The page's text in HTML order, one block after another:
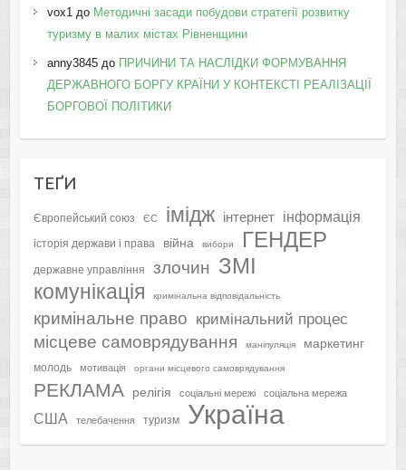
vox1до Методичні засади побудови стратегії розвитку
туризму в малих містах Рівненщини
anny3845до ПРИЧИНИ ТА НАСЛІДКИ ФОРМУВАННЯ
ДЕРЖАВНОГО БОРГУ КРАЇНИ У КОНТЕКСТІ РЕАЛІЗАЦІЇ
БОРГОВОЇ ПОЛІТИКИ
ТЕҐИ
Європейський союз ЄС імідж інтернет інформація
історія держави і права війна вибори ГЕНДЕР
державне управління злочин ЗМІ
комунікація кримінальна відповідальність
кримінальне право кримінальний процес
місцеве самоврядування маніпуляція маркетинг
молодь мотивація органи місцевого самоврядування
РЕКЛАМА релігія соціальні мережі соціальна мережа
США телебачення туризм Україна